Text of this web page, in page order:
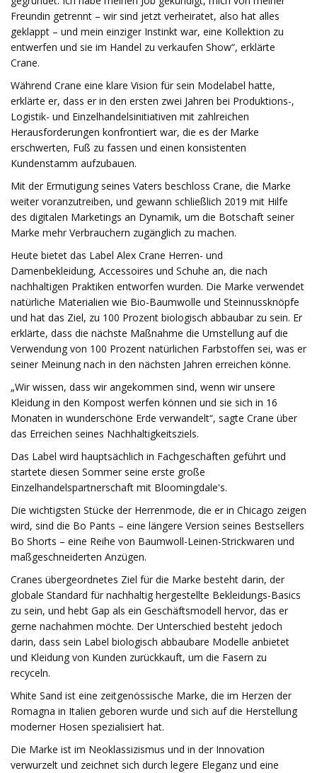
Freundin getrennt – wir sind jetzt verheiratet, also hat alles
geklappt – und mein einziger Instinkt war, eine Kollektion zu
entwerfen und sie im Handel zu verkaufen Show“, erklärte
Crane.
Während Crane eine klare Vision für sein Modelabel hatte,
erklärte er, dass er in den ersten zwei Jahren bei Produktions-,
Logistik- und Einzelhandelsinitiativen mit zahlreichen
Herausforderungen konfrontiert war, die es der Marke
erschwerten, Fuß zu fassen und einen konsistenten
Kundenstamm aufzubauen.
Mit der Ermutigung seines Vaters beschloss Crane, die Marke
weiter voranzutreiben, und gewann schließlich 2019 mit Hilfe
des digitalen Marketings an Dynamik, um die Botschaft seiner
Marke mehr Verbrauchern zugänglich zu machen.
Heute bietet das Label Alex Crane Herren- und
Damenbekleidung, Accessoires und Schuhe an, die nach
nachhaltigen Praktiken entworfen wurden. Die Marke verwendet
natürliche Materialien wie Bio-Baumwolle und Steinnussknöpfe
und hat das Ziel, zu 100 Prozent biologisch abbaubar zu sein. Er
erklärte, dass die nächste Maßnahme die Umstellung auf die
Verwendung von 100 Prozent natürlichen Farbstoffen sei, was er
seiner Meinung nach in den nächsten Jahren erreichen könne.
„Wir wissen, dass wir angekommen sind, wenn wir unsere
Kleidung in den Kompost werfen können und sie sich in 16
Monaten in wunderschöne Erde verwandelt“, sagte Crane über
das Erreichen seines Nachhaltigkeitsziels.
Das Label wird hauptsächlich in Fachgeschäften geführt und
startete diesen Sommer seine erste große
Einzelhandelspartnerschaft mit Bloomingdale's.
Die wichtigsten Stücke der Herrenmode, die er in Chicago zeigen
wird, sind die Bo Pants – eine längere Version seines Bestsellers
Bo Shorts – eine Reihe von Baumwoll-Leinen-Strickwaren und
maßgeschneiderten Anzügen.
Cranes übergeordnetes Ziel für die Marke besteht darin, der
globale Standard für nachhaltig hergestellte Bekleidungs-Basics
zu sein, und hebt Gap als ein Geschäftsmodell hervor, das er
gerne nachahmen möchte. Der Unterschied besteht jedoch
darin, dass sein Label biologisch abbaubare Modelle anbietet
und Kleidung von Kunden zurückkauft, um die Fasern zu
recyceln.
White Sand ist eine zeitgenössische Marke, die im Herzen der
Romagna in Italien geboren wurde und sich auf die Herstellung
moderner Hosen spezialisiert hat.
Die Marke ist im Neoklassizismus und in der Innovation
verwurzelt und zeichnet sich durch legere Eleganz und eine